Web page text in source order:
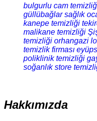
bulgurlu cam
güllübağlar sağlık
kanepe temizliği
malikane temizliği
temizliği orhangazi
temizlik firması
poliklinik temizliği
soğanlık store
Hakkımızda